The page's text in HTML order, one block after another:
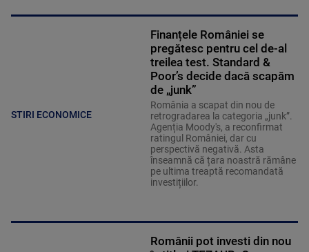
STIRI ECONOMICE
Finanțele României se
pregătesc pentru cel de-al
treilea test. Standard &
Poor’s decide dacă scapăm
de „junk”
România a scapat din nou de
retrogradarea la categoria „junk”.
Agenția Moody's, a reconfirmat
ratingul României, dar cu
perspectivă negativă. Asta
înseamnă că țara noastră rămâne
pe ultima treaptă recomandată
investițiilor.
Românii pot investi din nou